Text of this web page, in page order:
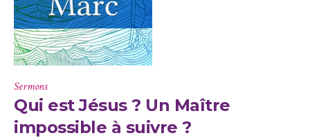
Sermons
Qui est Jésus ? Un Maître
impossible à suivre ?